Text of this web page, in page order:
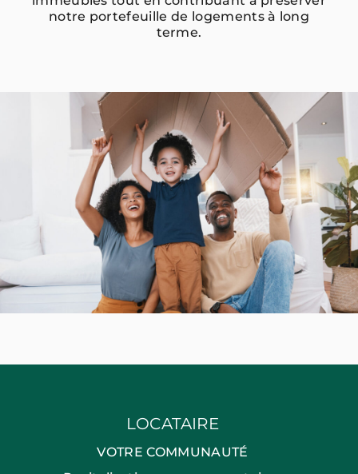
notre portefeuille de logements à long
terme.
LOCATAIRE
VOTRE COMMUNAUTÉ